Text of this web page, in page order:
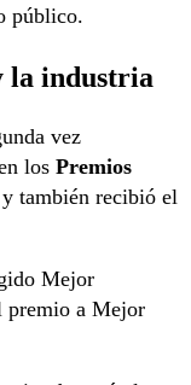
público.
la industria
vez
los Premios
también recibió el
Mejor
premio a Mejor